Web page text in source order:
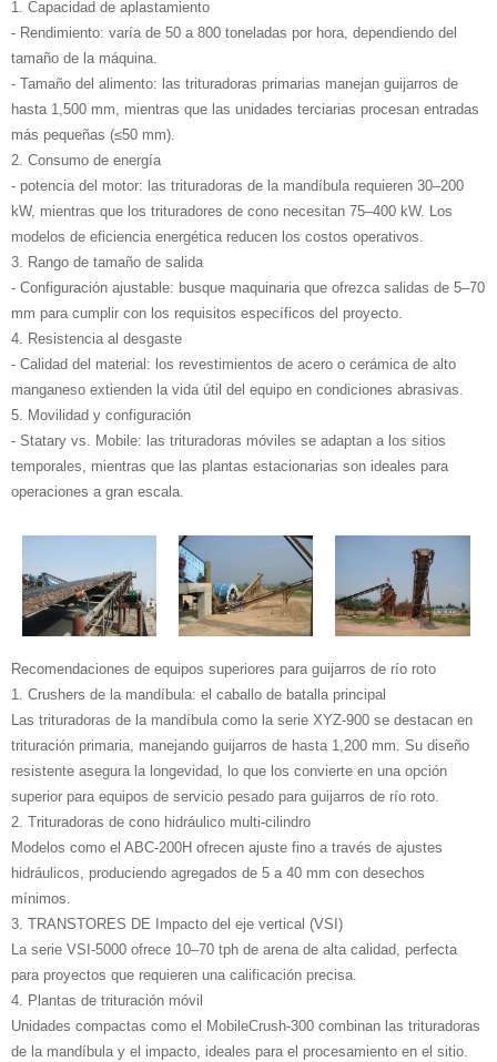
1. Capacidad de aplastamiento
- Rendimiento: varía de 50 a 800 toneladas por hora, dependiendo del
tamaño de la máquina.
- Tamaño del alimento: las trituradoras primarias manejan guijarros de
hasta 1,500 mm, mientras que las unidades terciarias procesan entradas
más pequeñas (≤50 mm).
2. Consumo de energía
- potencia del motor: las trituradoras de la mandíbula requieren 30–200
kW, mientras que los trituradores de cono necesitan 75–400 kW. Los
modelos de eficiencia energética reducen los costos operativos.
3. Rango de tamaño de salida
- Configuración ajustable: busque maquinaria que ofrezca salidas de 5–70
mm para cumplir con los requisitos específicos del proyecto.
4. Resistencia al desgaste
- Calidad del material: los revestimientos de acero o cerámica de alto
manganeso extienden la vida útil del equipo en condiciones abrasivas.
5. Movilidad y configuración
- Statary vs. Mobile: las trituradoras móviles se adaptan a los sitios
temporales, mientras que las plantas estacionarias son ideales para
operaciones a gran escala.
Recomendaciones de equipos superiores para guijarros de río roto
1. Crushers de la mandíbula: el caballo de batalla principal
Las trituradoras de la mandíbula como la serie XYZ-900 se destacan en
trituración primaria, manejando guijarros de hasta 1,200 mm. Su diseño
resistente asegura la longevidad, lo que los convierte en una opción
superior para equipos de servicio pesado para guijarros de río roto.
2. Trituradoras de cono hidráulico multi-cilindro
Modelos como el ABC-200H ofrecen ajuste fino a través de ajustes
hidráulicos, produciendo agregados de 5 a 40 mm con desechos
mínimos.
3. TRANSTORES DE Impacto del eje vertical (VSI)
La serie VSI-5000 ofrece 10–70 tph de arena de alta calidad, perfecta
para proyectos que requieren una calificación precisa.
4. Plantas de trituración móvil
Unidades compactas como el MobileCrush-300 combinan las trituradoras
de la mandíbula y el impacto, ideales para el procesamiento en el sitio.